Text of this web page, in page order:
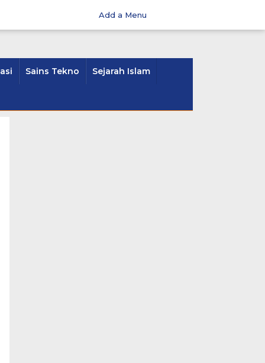
Add a Menu
Sains Tekno Sejarah Islam